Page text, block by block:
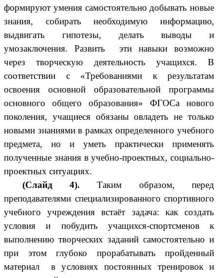
формируют умения самостоятельно добывать новые
знания, собирать необходимую информацию,
выдвигать гипотезы, делать выводы и
умозаключения. Развить эти навыки возможно
через творческую деятельность учащихся. В
соответствии с «Требованиями к результатам
освоения основной образовательной программы
основного общего образования» ФГОСа нового
поколения, учащиеся обязаны овладеть не только
новыми знаниями в рамках определенного учебного
предмета, но и уметь практически применять
полученные знания в учебно-проектных, социально-
проектных ситуациях.
(Слайд 4). Таким образом, перед
преподавателями специализированного спортивного
учебного учреждения встаёт задача: как создать
условия и побудить учащихся-спортсменов к
выполнению творческих заданий самостоятельно и
при этом глубоко прорабатывать пройденный
материал в условиях постоянных тренировок и